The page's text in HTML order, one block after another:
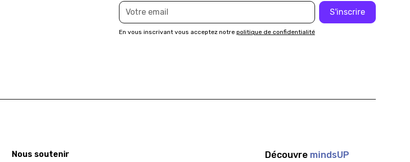
En vous inscrivant vous acceptez notre politique de confidentialité
Nous soutenir Découvre mindsUP